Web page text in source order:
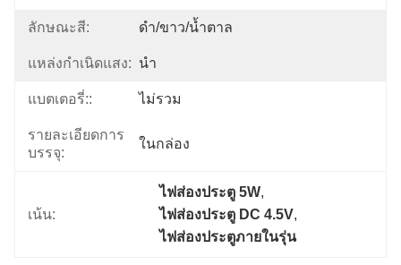
ลักษณะสี: ดำ/ขาว/น้ำตาล
แหล่งกำเนิดแสง: นำ
แบตเตอรี่:: ไม่รวม
รายละเอียดการ
บรรจุ:
ในกล่อง
เน้น:
ไฟส่องประตู 5W,
ไฟส่องประตู DC 4.5V,
ไฟส่องประตูภายในรุ่น